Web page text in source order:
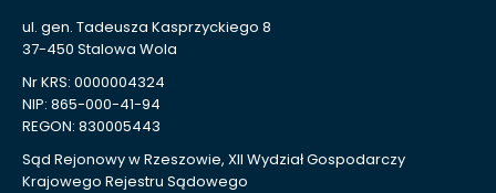
ul. gen. Tadeusza Kasprzyckiego 8
37-450 Stalowa Wola
Nr KRS: 0000004324
NIP: 865-000-41-94
REGON: 830005443
Sąd Rejonowy w Rzeszowie, XII Wydział Gospodarczy
Krajowego Rejestru Sądowego